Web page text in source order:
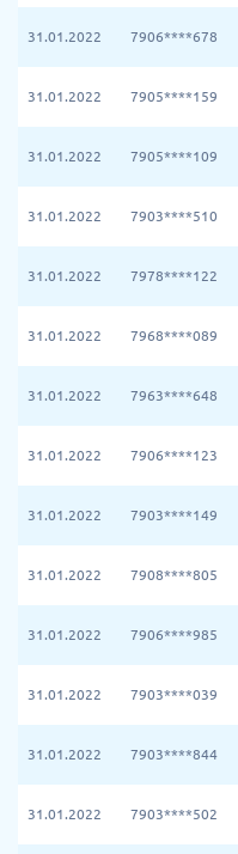
31.01.2022 7906****678
31.01.2022 7905****159
31.01.2022 7905****109
31.01.2022 7903****510
31.01.2022 7978****122
31.01.2022 7968****089
31.01.2022 7963****648
31.01.2022 7906****123
31.01.2022 7903****149
31.01.2022 7908****805
31.01.2022 7906****985
31.01.2022 7903****039
31.01.2022 7903****844
31.01.2022 7903****502